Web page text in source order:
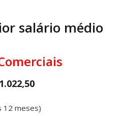
salário médio
12 meses)